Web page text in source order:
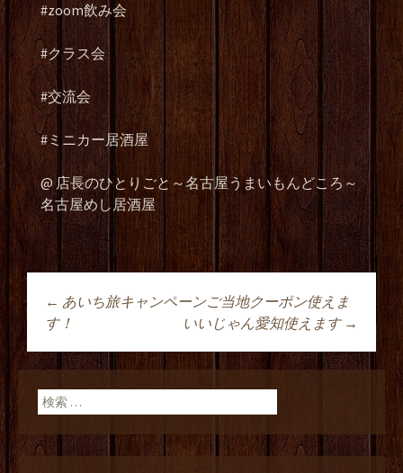
#zoom飲み会
#クラス会
#交流会
#ミニカー居酒屋
@店長のひとりごと～名古屋うまいもんどころ～
名古屋めし居酒屋
投稿ナビゲーショ
ン
← あいち旅キャンペーンご当地クーポン使えま
す！
いいじゃん愛知使えます →
検索: